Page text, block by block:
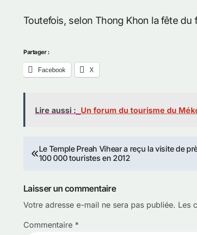
Toutefois, selon Thong Khon la fête
Partager :
Facebook X
Lire aussi : Un forum du tourisme du
Navigation
l’article
Le Temple Preah Vihear a reçu la visite de
100 000 touristes en 2012
Laisser un commentaire
Votre adresse e-mail ne sera pas publiée. Les
Commentaire *